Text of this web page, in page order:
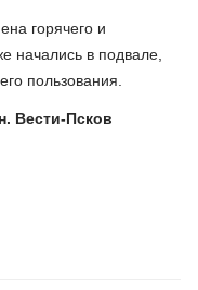
горячего и
начались в подвале,
пользования.
Вести-Псков